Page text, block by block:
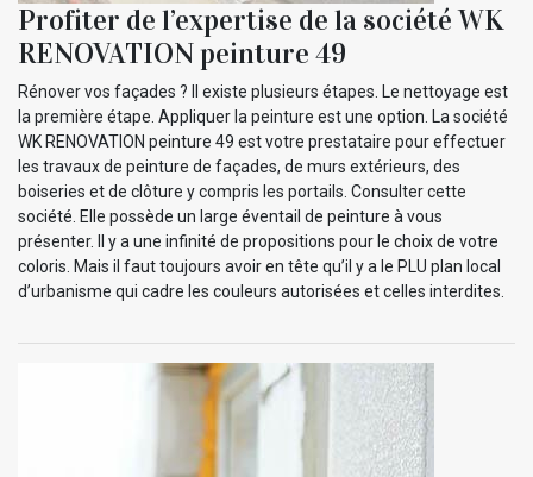
Profiter de l’expertise de la société WK
RENOVATION peinture 49
Rénover vos façades ? Il existe plusieurs étapes. Le nettoyage est
la première étape. Appliquer la peinture est une option. La société
WK RENOVATION peinture 49 est votre prestataire pour effectuer
les travaux de peinture de façades, de murs extérieurs, des
boiseries et de clôture y compris les portails. Consulter cette
société. Elle possède un large éventail de peinture à vous
présenter. Il y a une infinité de propositions pour le choix de votre
coloris. Mais il faut toujours avoir en tête qu’il y a le PLU plan local
d’urbanisme qui cadre les couleurs autorisées et celles interdites.